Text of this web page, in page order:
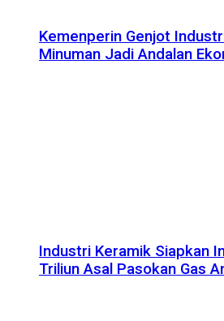
Kemenperin Genjot
Minuman Jadi Andalan
Industri Keramik Siapkan
Triliun Asal Pasokan Gas